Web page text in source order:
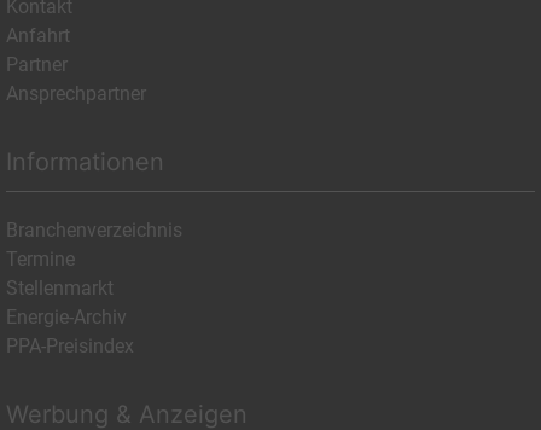
Kontakt
Anfahrt
Partner
Ansprechpartner
Informationen
Branchenverzeichnis
Termine
Stellenmarkt
Energie-Archiv
PPA-Preisindex
Werbung & Anzeigen